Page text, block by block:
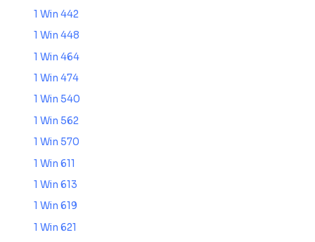
1 Win 442
1 Win 448
1 Win 464
1 Win 474
1 Win 540
1 Win 562
1 Win 570
1 Win 611
1 Win 613
1 Win 619
1 Win 621